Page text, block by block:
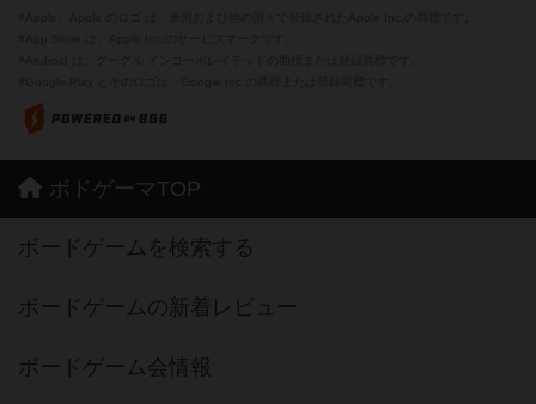
ボドゲーマTOP
ボードゲームを検索する
ボードゲームの新着レビュー
ボードゲーム会情報